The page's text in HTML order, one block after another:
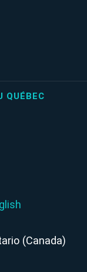
QUÉBEC
(Canada)